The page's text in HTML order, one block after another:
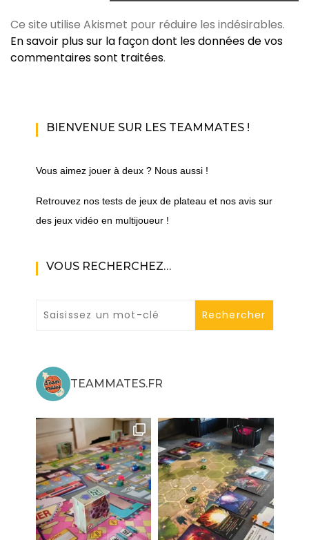
Ce site utilise Akismet pour réduire les indésirables.
En savoir plus sur la façon dont les données de vos
commentaires sont traitées.
BIENVENUE SUR LES TEAMMATES !
Vous aimez jouer à deux ? Nous aussi !
Retrouvez nos tests de jeux de plateau et nos avis sur
des jeux vidéo en multijoueur !
VOUS RECHERCHEZ…
TEAMMATES.FR